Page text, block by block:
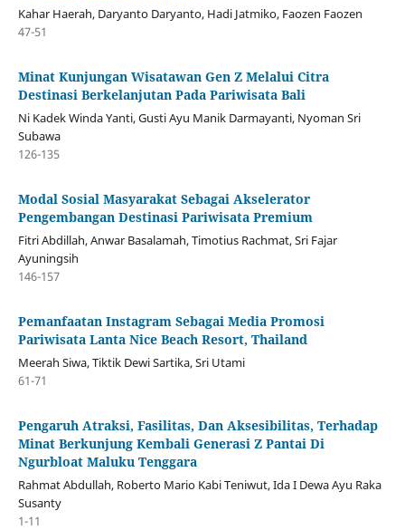
Kahar Haerah, Daryanto Daryanto, Hadi Jatmiko, Faozen Faozen
47-51
Minat Kunjungan Wisatawan Gen Z Melalui Citra
Destinasi Berkelanjutan Pada Pariwisata Bali
Ni Kadek Winda Yanti, Gusti Ayu Manik Darmayanti, Nyoman Sri
Subawa
126-135
Modal Sosial Masyarakat Sebagai Akselerator
Pengembangan Destinasi Pariwisata Premium
Fitri Abdillah, Anwar Basalamah, Timotius Rachmat, Sri Fajar
Ayuningsih
146-157
Pemanfaatan Instagram Sebagai Media Promosi
Pariwisata Lanta Nice Beach Resort, Thailand
Meerah Siwa, Tiktik Dewi Sartika, Sri Utami
61-71
Pengaruh Atraksi, Fasilitas, Dan Aksesibilitas, Terhadap
Minat Berkunjung Kembali Generasi Z Pantai Di
Ngurbloat Maluku Tenggara
Rahmat Abdullah, Roberto Mario Kabi Teniwut, Ida I Dewa Ayu Raka
Susanty
1-11